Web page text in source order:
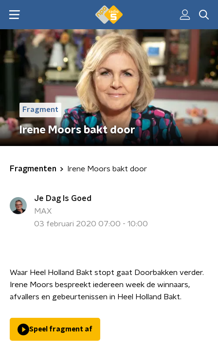
Fragment
Irene Moors bakt door
Fragmenten Irene Moors bakt door
Je Dag Is Goed
MAX
03 februari 2020 07:00 - 10:00
Waar Heel Holland Bakt stopt gaat Doorbakken verder.
Irene Moors bespreekt iedereen week de winnaars,
afvallers en gebeurtenissen in Heel Holland Bakt.
Speel fragment af